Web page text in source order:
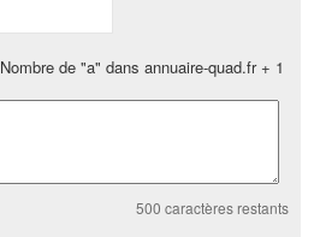
Nombre de "a" dans annuaire-quad.fr + 1
500 caractères restants